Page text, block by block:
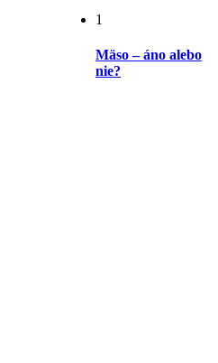
1
Mäso – áno alebo
nie?